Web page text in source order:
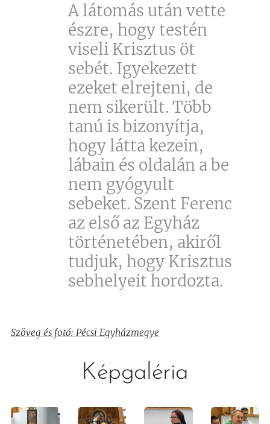
A látomás után vette
észre, hogy testén
viseli Krisztus öt
sebét. Igyekezett
ezeket elrejteni, de
nem sikerült. Több
tanú is bizonyítja,
hogy látta kezein,
lábain és oldalán a be
nem gyógyult
sebeket. Szent Ferenc
az első az Egyház
történetében, akiről
tudjuk, hogy Krisztus
sebhelyeit hordozta.
Szöveg és fotó: Pécsi Egyházmegye
Képgaléria